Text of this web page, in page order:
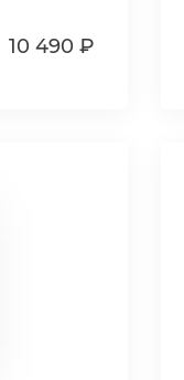
10 490 ₽